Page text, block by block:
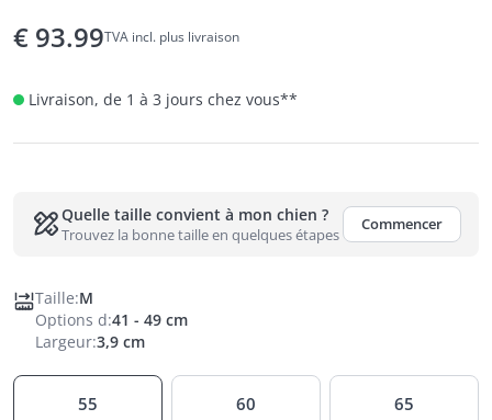
€ 93.99TVA incl. plus livraison
Livraison, de 1 à 3 jours chez vous**
Quelle taille convient à mon chien ?
Trouvez la bonne taille en quelques étapes
Commencer
Taille:M
Options d:41 - 49 cm
Largeur:3,9 cm
55 60 65